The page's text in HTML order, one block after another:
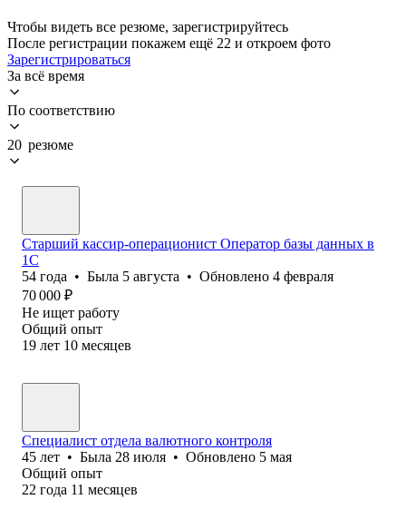
Чтобы видеть все резюме, зарегистрируйтесь
После регистрации покажем ещё 22 и откроем фото
Зарегистрироваться
За всё время
По соответствию
20 резюме
Старший кассир-операционист Оператор базы данных в
1С
54 года • Была 5 августа • Обновлено 4 февраля
70 000 ₽
Не ищет работу
Общий опыт
19 лет 10 месяцев
Специалист отдела валютного контроля
45 лет • Была 28 июля • Обновлено 5 мая
Общий опыт
22 года 11 месяцев